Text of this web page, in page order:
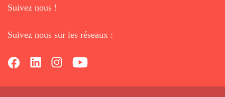
Suivez nous !
Suivez nous sur les réseaux :